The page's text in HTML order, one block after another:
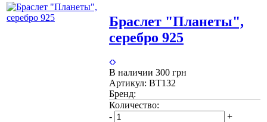
Браслет "Планеты",
серебро 925
В наличии 300 грн
Артикул: BT132
Бренд:
Количество:
-
+